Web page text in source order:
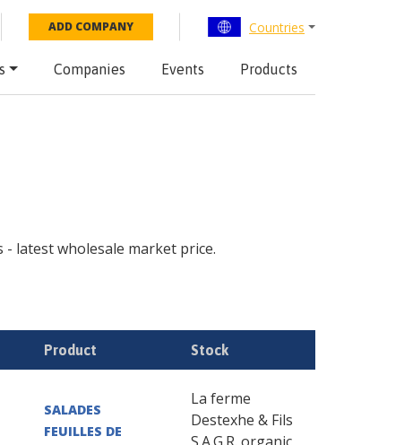
ADD COMPANY Countries
Companies Events Products
latest wholesale market price.
Product Stock
SALADES
FEUILLES DE
La ferme
Destexhe & Fils